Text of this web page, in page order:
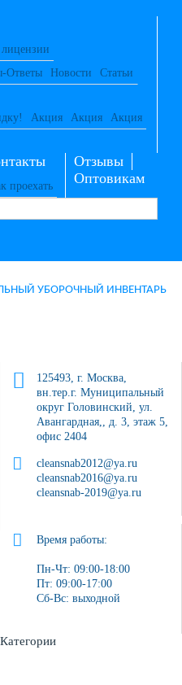
Ответы Новости Статьи
Акция Акция
Акция
проехать
Отзывы
Оптовикам
УБОРОЧНЫЙ ИНВЕНТАРЬ
125493, г. Москва,
вн.тер.г. Муниципальный
округ Головинский, ул.
Авангардная,, д. 3, этаж 5,
офис 2404
cleansnab2012@ya.ru
cleansnab2016@ya.ru
cleansnab-2019@ya.ru
Время работы:
Пн-Чт: 09:00-18:00
Пт: 09:00-17:00
Сб-Вс: выходной
Категории